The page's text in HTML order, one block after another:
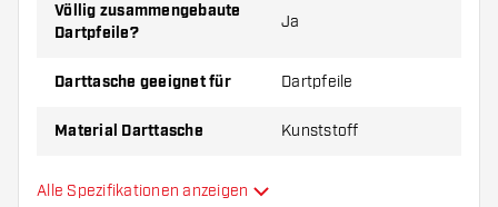
Völlig zusammengebaute
Dartpfeile?
Ja
Darttasche geeignet für Dartpfeile
Material Darttasche Kunststoff
Kapazität Darttasche
Alle Spezifikationen anzeigen